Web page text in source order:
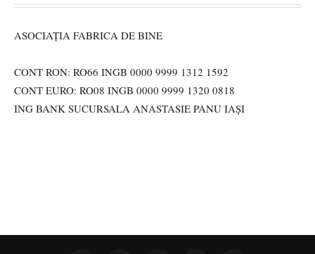
ASOCIAȚIA FABRICA DE BINE
CONT RON: RO66 INGB 0000 9999 1312 1592
CONT EURO: RO08 INGB 0000 9999 1320 0818
ING BANK SUCURSALA ANASTASIE PANU IAȘI